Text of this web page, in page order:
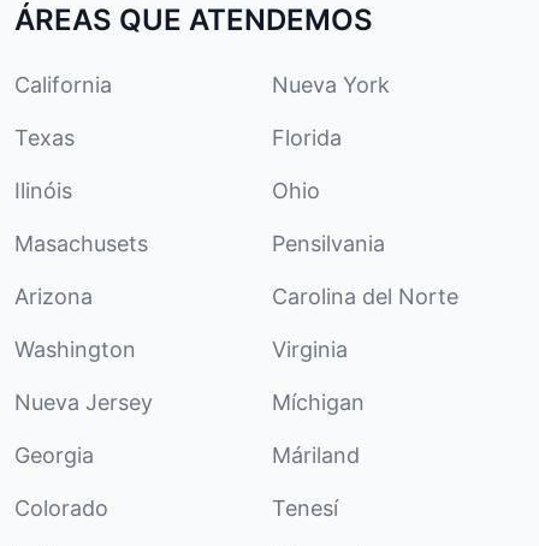
ÁREAS QUE ATENDEMOS
California Nueva York
Texas Florida
Ilinóis Ohio
Masachusets Pensilvania
Arizona Carolina del Norte
Washington Virginia
Nueva Jersey Míchigan
Georgia Máriland
Colorado Tenesí